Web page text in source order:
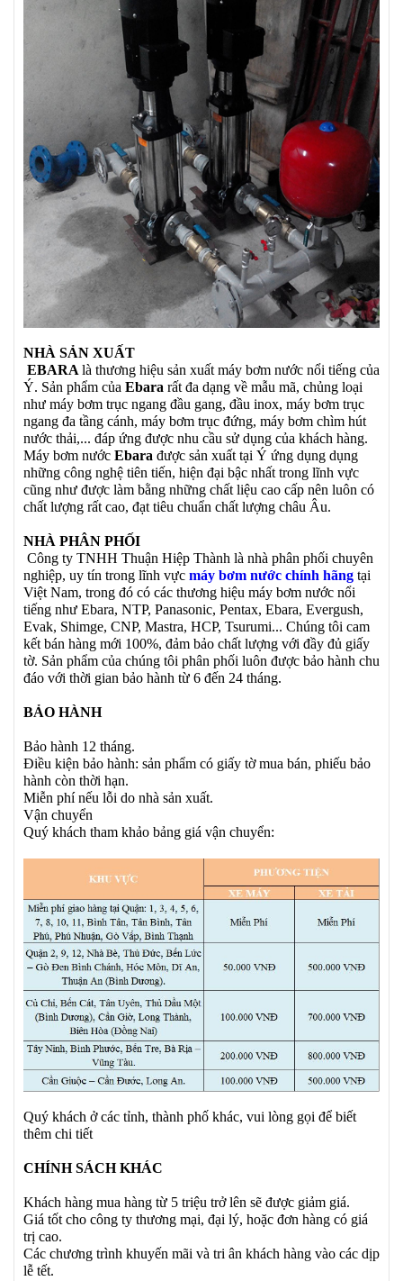
NHÀ SẢN XUẤT
EBARA là thương hiệu sản xuất máy bơm nước nổi tiếng của
Ý. Sản phẩm của Ebara rất đa dạng về mẫu mã, chủng loại
như máy bơm trục ngang đầu gang, đầu inox, máy bơm trục
ngang đa tầng cánh, máy bơm trục đứng, máy bơm chìm hút
nước thải,... đáp ứng được nhu cầu sử dụng của khách hàng.
Máy bơm nước Ebara được sản xuất tại Ý ứng dụng dụng
những công nghệ tiên tiến, hiện đại bậc nhất trong lĩnh vực
cũng như được làm bằng những chất liệu cao cấp nên luôn có
chất lượng rất cao, đạt tiêu chuẩn chất lượng châu Âu.
NHÀ PHÂN PHỐI
Công ty TNHH Thuận Hiệp Thành là nhà phân phối chuyên
nghiệp, uy tín trong lĩnh vực máy bơm nước chính hãng tại
Việt Nam, trong đó có các thương hiệu máy bơm nước nổi
tiếng như Ebara, NTP, Panasonic, Pentax, Ebara, Evergush,
Evak, Shimge, CNP, Mastra, HCP, Tsurumi... Chúng tôi cam
kết bán hàng mới 100%, đảm bảo chất lượng với đầy đủ giấy
tờ. Sản phẩm của chúng tôi phân phối luôn được bảo hành chu
đáo với thời gian bảo hành từ 6 đến 24 tháng.
BẢO HÀNH
Bảo hành 12 tháng.
Điều kiện bảo hành: sản phẩm có giấy tờ mua bán, phiếu bảo
hành còn thời hạn.
Miễn phí nếu lỗi do nhà sản xuất.
Vận chuyển
Quý khách tham khảo bảng giá vận chuyển:
Quý khách ở các tỉnh, thành phố khác, vui lòng gọi để biết
thêm chi tiết
CHÍNH SÁCH KHÁC
Khách hàng mua hàng từ 5 triệu trở lên sẽ được giảm giá.
Giá tốt cho công ty thương mại, đại lý, hoặc đơn hàng có giá
trị cao.
Các chương trình khuyến mãi và tri ân khách hàng vào các dịp
lễ tết.